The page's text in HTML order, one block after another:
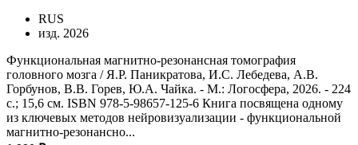
RUS
изд. 2026
Функциональная магнитно-резонансная томография
головного мозга / Я.Р. Паникратова, И.С. Лебедева, А.В.
Горбунов, В.В. Горев, Ю.А. Чайка. - М.: Логосфера, 2026. - 224
с.; 15,6 см. ISBN 978-5-98657-125-6 Книга посвящена одному
из ключевых методов нейровизуализации - функциональной
магнитно-резонансно...